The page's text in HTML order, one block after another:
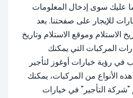
عليك سوى إدخال المعلومات
للإيجار على صفحتنا. بعد
الاستلام وموقع الاستلام وتاريخ
المركبات التي يمكنك
في رؤية خيارات أوغوز لتأجير
الأنواع من المركبات، يمكنك
التأجير" في خيارات